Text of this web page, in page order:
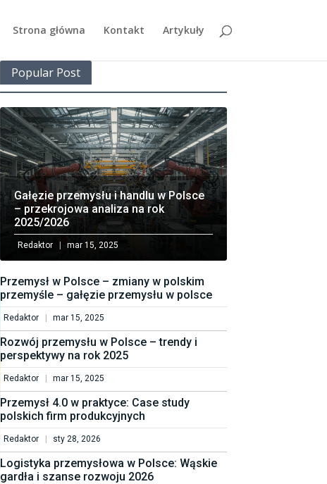
Strona główna Kontakt Artykuły
Popular Post
Gałęzie przemysłu i handlu w Polsce
– przekrojowa analiza na rok
2025/2026
Redaktor mar 15, 2025
Przemysł w Polsce – zmiany w polskim
przemyśle – gałęzie przemysłu w polsce
Redaktor mar 15, 2025
Rozwój przemysłu w Polsce – trendy i
perspektywy na rok 2025
Redaktor mar 15, 2025
Przemysł 4.0 w praktyce: Case study
polskich firm produkcyjnych
Redaktor sty 28, 2026
Logistyka przemysłowa w Polsce: Wąskie
gardła i szanse rozwoju 2026